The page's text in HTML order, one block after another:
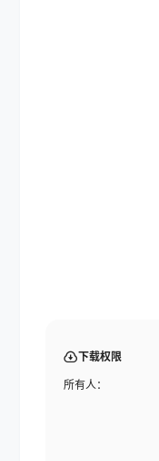
下载权限
所有人：